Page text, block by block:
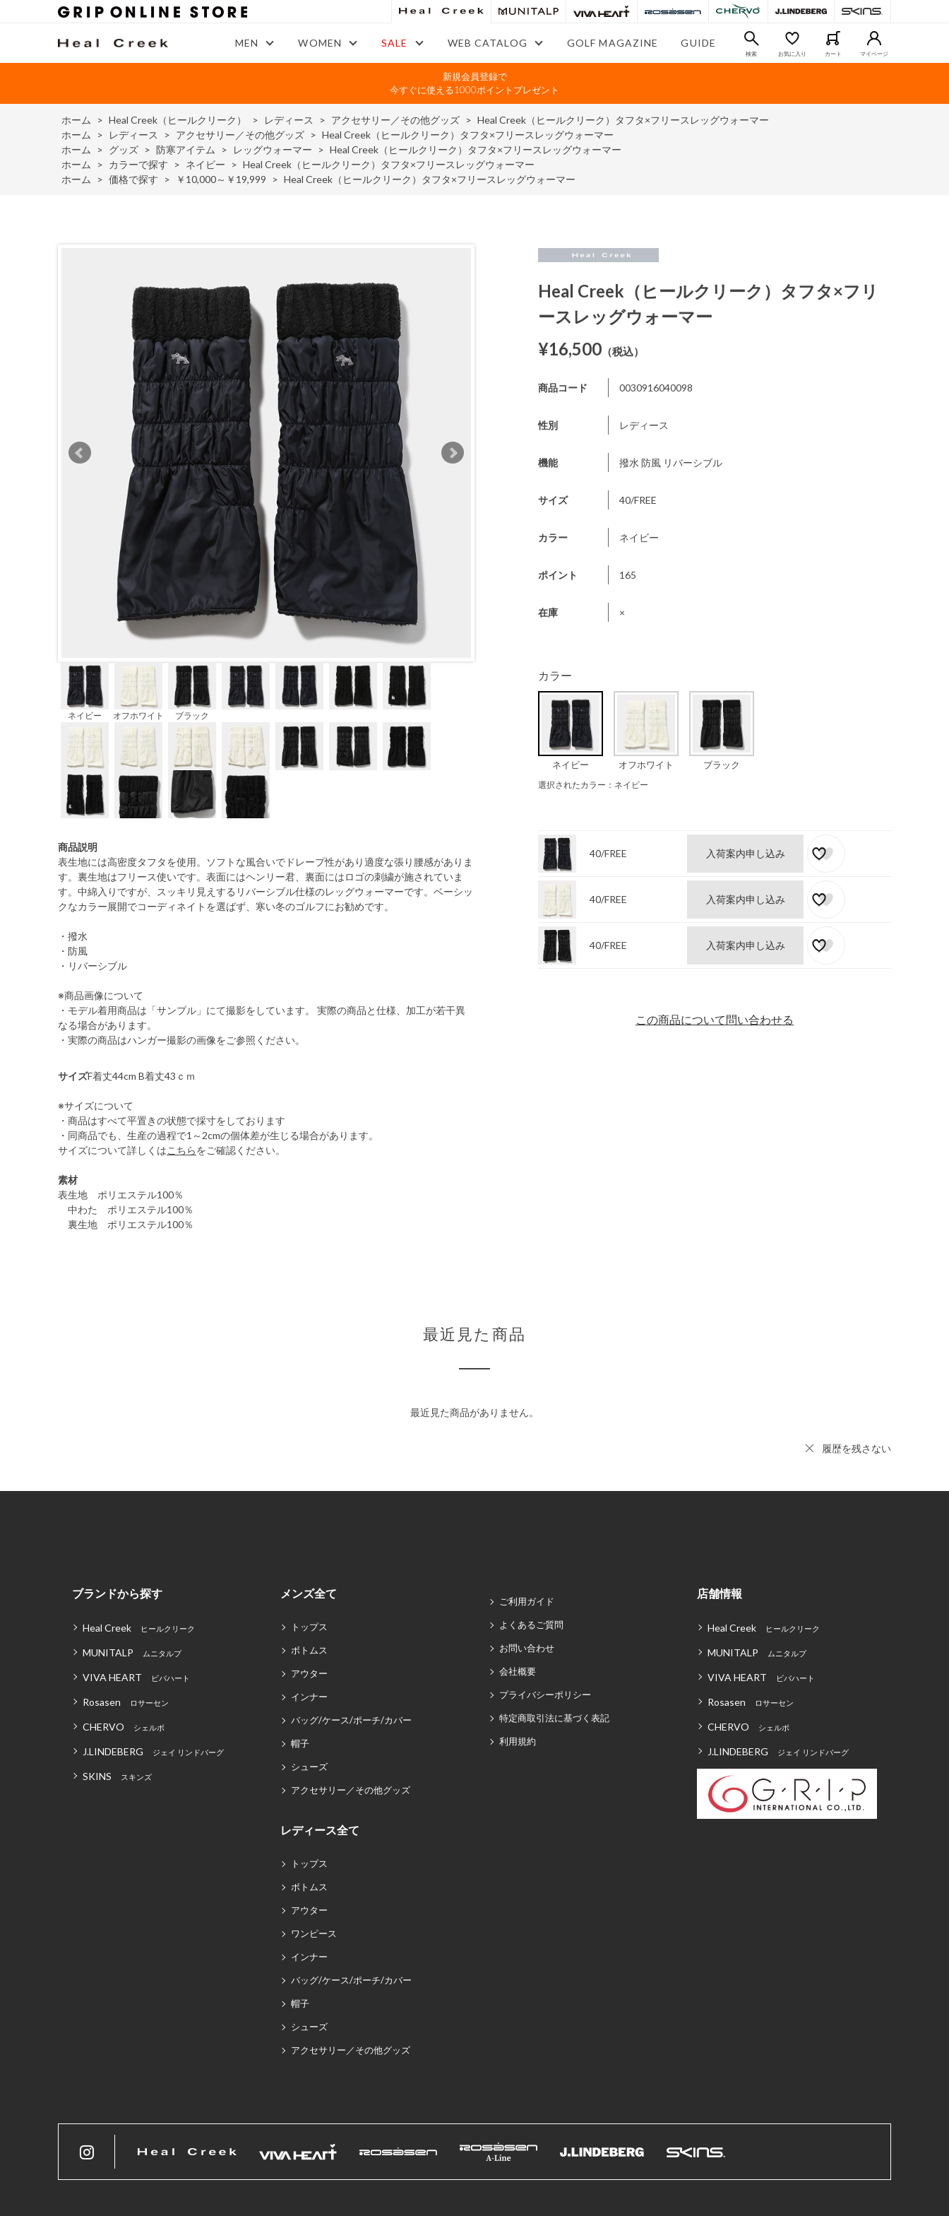
MEN WOMEN SALE WEB CATALOG GOLF MAGAZINE GUIDE
検索 お気に入り カート マイページ
新規会員登録で
今すぐに使える1000ポイントプレゼント
ホーム > Heal Creek（ヒールクリーク） > レディース > アクセサリー／その他グッズ > Heal Creek（ヒールクリーク）タフタ×フリースレッグウォーマー
ホーム
> レディース > アクセサリー／その他グッズ > Heal Creek（ヒールクリーク）タフタ×フリースレッグウォーマー
ホーム
> グッズ > 防寒アイテム > レッグウォーマー > Heal Creek（ヒールクリーク）タフタ×フリースレッグウォーマー
ホーム
> カラーで探す > ネイビー > Heal Creek（ヒールクリーク）タフタ×フリースレッグウォーマー
ホーム
> 価格で探す > ￥10,000～￥19,999 > Heal Creek（ヒールクリーク）タフタ×フリースレッグウォーマー
ネイビー オフホワイト ブラック
商品説明
表生地には高密度タフタを使用。ソフトな風合いでドレープ性があり適度な張り腰感がありま
す。裏生地はフリース使いです。表面にはヘンリー君、裏面にはロゴの刺繍が施されていま
す。中綿入りですが、スッキリ見えするリバーシブル仕様のレッグウォーマーです。ベーシッ
クなカラー展開でコーディネイトを選ばず、寒い冬のゴルフにお勧めです。
・撥水
・防風
・リバーシブル
※商品画像について
・モデル着用商品は「サンプル」にて撮影をしています。 実際の商品と仕様、加工が若干異
なる場合があります。
・実際の商品はハンガー撮影の画像をご参照ください。
サイズF着丈44cm B着丈43ｃｍ
※サイズについて
・商品はすべて平置きの状態で採寸をしております
・同商品でも、生産の過程で1～2cmの個体差が生じる場合があります。
サイズについて詳しくはこちらをご確認ください。
素材
表生地 ポリエステル100％
中わた ポリエステル100％
裏生地 ポリエステル100％
Heal Creek（ヒールクリーク）タフタ×フリ
ースレッグウォーマー
¥16,500 （税込）
商品コード 0030916040098
性別 レディース
機能 撥水 防風 リバーシブル
サイズ 40/FREE
カラー ネイビー
ポイント 165
在庫 ×
カラー
ネイビー オフホワイト ブラック
選択されたカラー：ネイビー
40/FREE 入荷案内申し込み
40/FREE 入荷案内申し込み
40/FREE 入荷案内申し込み
この商品について問い合わせる
最近見た商品
最近見た商品がありません。
履歴を残さない
ブランドから探す
Heal Creek ヒールクリーク
MUNITALP ムニタルプ
VIVA HEART ビバハート
Rosasen ロサーセン
CHERVO シェルボ
J.LINDEBERG ジェイ リンドバーグ
SKINS スキンズ
メンズ全て
トップス
ボトムス
アウター
インナー
バッグ/ケース/ポーチ/カバー
帽子
シューズ
アクセサリー／その他グッズ
レディース全て
トップス
ボトムス
アウター
ワンピース
インナー
バッグ/ケース/ポーチ/カバー
帽子
シューズ
アクセサリー／その他グッズ
ご利用ガイド
よくあるご質問
お問い合わせ
会社概要
プライバシーポリシー
特定商取引法に基づく表記
利用規約
店舗情報
Heal Creek ヒールクリーク
MUNITALP ムニタルプ
VIVA HEART ビバハート
Rosasen ロサーセン
CHERVO シェルボ
J.LINDEBERG ジェイ リンドバーグ